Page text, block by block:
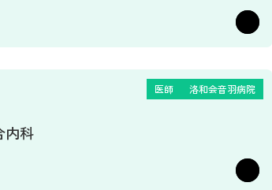
医師 洛和会音羽病院
内科